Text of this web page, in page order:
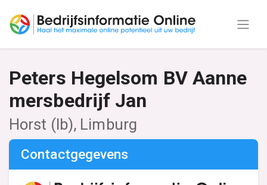
Peters Hegelsom BV Aanne
mersbedrijf Jan
Horst (lb), Limburg
Contactgegevens